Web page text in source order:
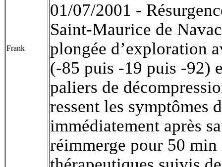
Frank
01/07/2001 -
Saint-Maurice de
plongée d’exploration
(-85 puis -19 puis -92)
paliers de
ressent les symptômes
immédiatement après
réimmerge pour 50 min